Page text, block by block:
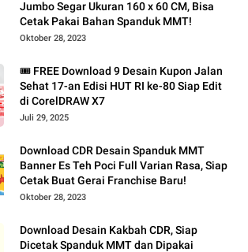
Jumbo Segar Ukuran 160 x 60 CM, Bisa
Cetak Pakai Bahan Spanduk MMT!
Oktober 28, 2023
🎟️ FREE Download 9 Desain Kupon Jalan
Sehat 17-an Edisi HUT RI ke-80 Siap Edit
di CorelDRAW X7
Juli 29, 2025
Download CDR Desain Spanduk MMT
Banner Es Teh Poci Full Varian Rasa, Siap
Cetak Buat Gerai Franchise Baru!
Oktober 28, 2023
Download Desain Kakbah CDR, Siap
Dicetak Spanduk MMT dan Dipakai